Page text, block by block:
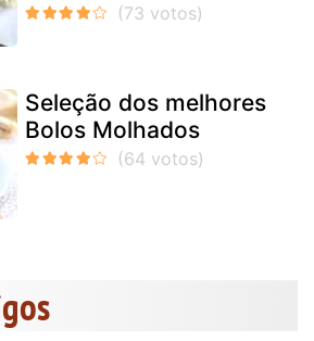
Seleção dos melhores
Bolos Molhados